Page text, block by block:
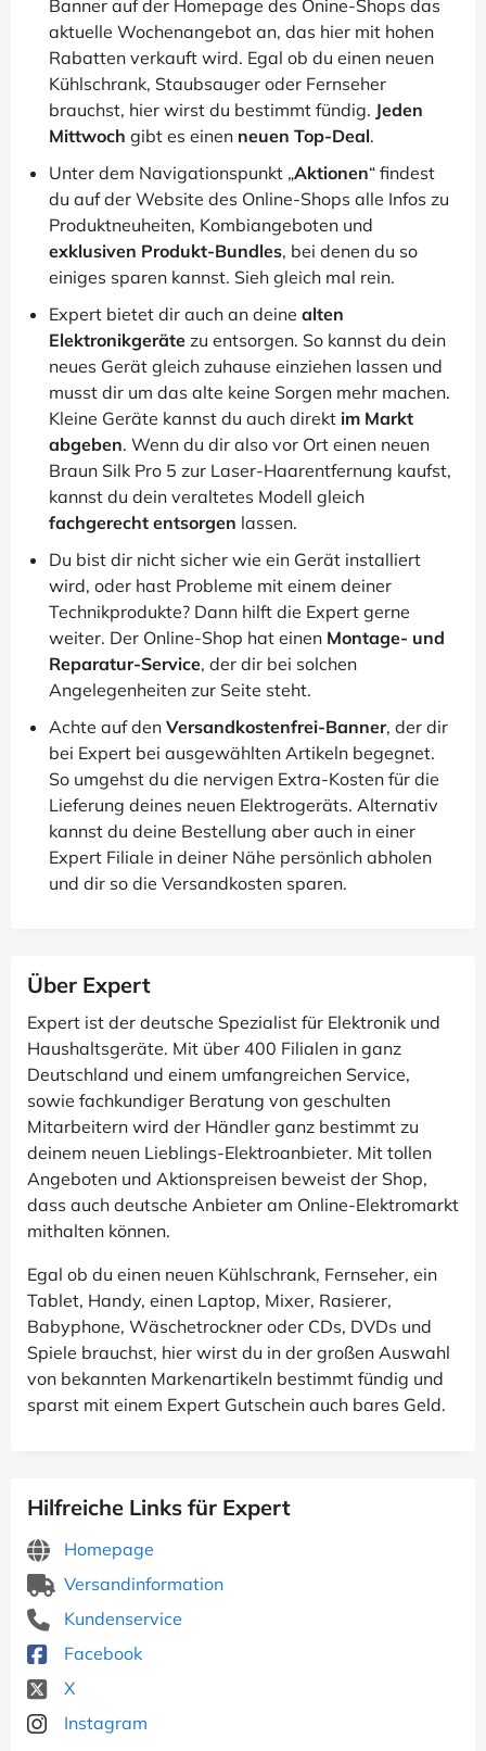
Banner auf der Homepage des Onine-Shops das
aktuelle Wochenangebot an, das hier mit hohen
Rabatten verkauft wird. Egal ob du einen neuen
Kühlschrank, Staubsauger oder Fernseher
brauchst, hier wirst du bestimmt fündig. Jeden
Mittwoch gibt es einen neuen Top-Deal.
Unter dem Navigationspunkt „Aktionen“ findest
du auf der Website des Online-Shops alle Infos zu
Produktneuheiten, Kombiangeboten und
exklusiven Produkt-Bundles, bei denen du so
einiges sparen kannst. Sieh gleich mal rein.
Expert bietet dir auch an deine alten
Elektronikgeräte zu entsorgen. So kannst du dein
neues Gerät gleich zuhause einziehen lassen und
musst dir um das alte keine Sorgen mehr machen.
Kleine Geräte kannst du auch direkt im Markt
abgeben. Wenn du dir also vor Ort einen neuen
Braun Silk Pro 5 zur Laser-Haarentfernung kaufst,
kannst du dein veraltetes Modell gleich
fachgerecht entsorgen lassen.
Du bist dir nicht sicher wie ein Gerät installiert
wird, oder hast Probleme mit einem deiner
Technikprodukte? Dann hilft die Expert gerne
weiter. Der Online-Shop hat einen Montage- und
Reparatur-Service, der dir bei solchen
Angelegenheiten zur Seite steht.
Achte auf den Versandkostenfrei-Banner, der dir
bei Expert bei ausgewählten Artikeln begegnet.
So umgehst du die nervigen Extra-Kosten für die
Lieferung deines neuen Elektrogeräts. Alternativ
kannst du deine Bestellung aber auch in einer
Expert Filiale in deiner Nähe persönlich abholen
und dir so die Versandkosten sparen.
Über Expert
Expert ist der deutsche Spezialist für Elektronik und
Haushaltsgeräte. Mit über 400 Filialen in ganz
Deutschland und einem umfangreichen Service,
sowie fachkundiger Beratung von geschulten
Mitarbeitern wird der Händler ganz bestimmt zu
deinem neuen Lieblings-Elektroanbieter. Mit tollen
Angeboten und Aktionspreisen beweist der Shop,
dass auch deutsche Anbieter am Online-Elektromarkt
mithalten können.
Egal ob du einen neuen Kühlschrank, Fernseher, ein
Tablet, Handy, einen Laptop, Mixer, Rasierer,
Babyphone, Wäschetrockner oder CDs, DVDs und
Spiele brauchst, hier wirst du in der großen Auswahl
von bekannten Markenartikeln bestimmt fündig und
sparst mit einem Expert Gutschein auch bares Geld.
Hilfreiche Links für Expert
Homepage
Versandinformation
Kundenservice
Facebook
X
Instagram